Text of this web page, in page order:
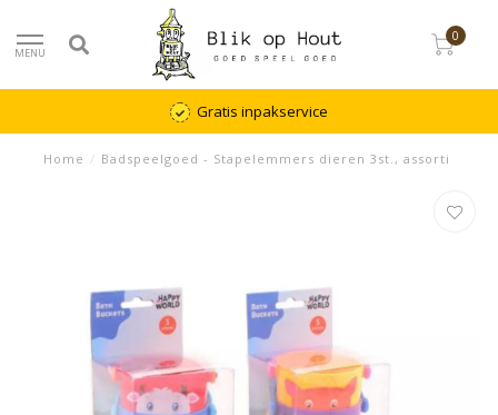
MENU
0
Gratis inpakservice
Home / Badspeelgoed - Stapelemmers dieren 3st., assorti